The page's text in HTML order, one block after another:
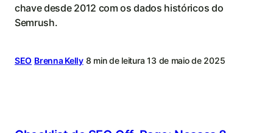
chave desde 2012 com os dados históricos do
Semrush.
SEO Brenna Kelly 8 min de leitura 13 de maio de 2025